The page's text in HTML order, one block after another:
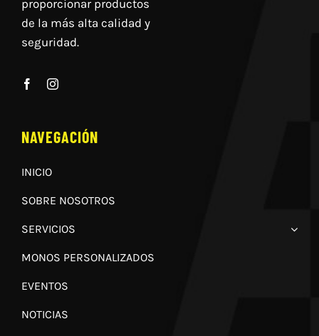
proporcionar productos
de la más alta calidad y
seguridad.
NAVEGACIÓN
INICIO
SOBRE NOSOTROS
SERVICIOS
MONOS PERSONALIZADOS
EVENTOS
NOTICIAS